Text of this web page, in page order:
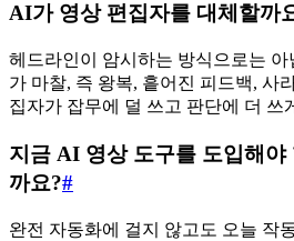
AI가 영상 편집자를 대체할까
헤드라인이 암시하는 방식으로는
가 마찰, 즉 왕복, 흩어진 피드백, 사
집자가 잡무에 덜 쓰고 판단에 더 쓰
지금 AI 영상 도구를 도입해야
까요?#
완전 자동화에 걸지 않고도 오늘 작